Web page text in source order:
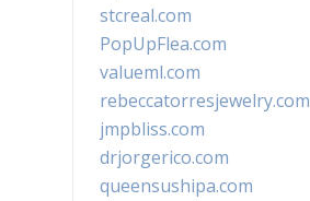
stcreal.com
PopUpFlea.com
valueml.com
rebeccatorresjewelry.com
jmpbliss.com
drjorgerico.com
queensushipa.com